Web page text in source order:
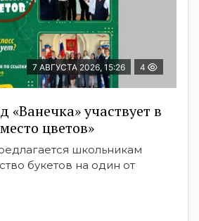
7 АВГУСТА 2026, 15:26 4
«Ванечка» участвует в
цветов»
школьникам
букетов на один от